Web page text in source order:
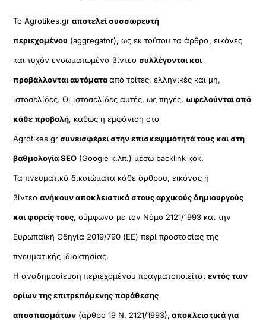
Το Agrotikes.grαποτελεί συσσωρευτή
περιεχομένου (aggregator), ως εκ τούτου τα άρθρα, εικόνες
και τυχόν ενσωματωμένα βίντεοσυλλέγονται και
προβάλλονται αυτόματααπό τρίτες, ελληνικές και μη,
ιστοσελίδες. Οι ιστοσελίδες αυτές, ως πηγές, ωφελούνται από
κάθε προβολή, καθώς η εμφάνιση στο
Agrotikes.grσυνεισφέρει στην επισκεψιμότητά τους και στη
βαθμολογία SEO (Google κ.λπ.) μέσω backlink κοκ.
Τα πνευματικά δικαιώματα κάθε άρθρου, εικόνας ή
βίντεοανήκουν αποκλειστικά στους αρχικούς δημιουργούς
και φορείς τους, σύμφωνα με τον Νόμο 2121/1993 και την
Ευρωπαϊκή Οδηγία 2019/790 (ΕΕ) περί προστασίας της
πνευματικής ιδιοκτησίας.
Η αναδημοσίευση περιεχομένου πραγματοποιείταιεντός των
ορίων της επιτρεπόμενης παράθεσης
αποσπασμάτων (άρθρο 19 Ν. 2121/1993), αποκλειστικά για